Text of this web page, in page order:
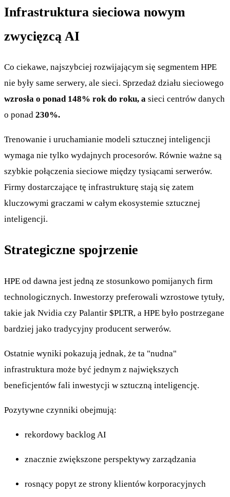
Infrastruktura sieciowa nowym
zwycięzcą AI
Co ciekawe, najszybciej rozwijającym się segmentem HPE
nie były same serwery, ale sieci. Sprzedaż działu sieciowego
wzrosła o ponad 148% rok do roku, a sieci centrów danych
o ponad 230%.
Trenowanie i uruchamianie modeli sztucznej inteligencji
wymaga nie tylko wydajnych procesorów. Równie ważne są
szybkie połączenia sieciowe między tysiącami serwerów.
Firmy dostarczające tę infrastrukturę stają się zatem
kluczowymi graczami w całym ekosystemie sztucznej
inteligencji.
Strategiczne spojrzenie
HPE od dawna jest jedną ze stosunkowo pomijanych firm
technologicznych. Inwestorzy preferowali wzrostowe tytuły,
takie jak Nvidia czy Palantir $PLTR, a HPE było postrzegane
bardziej jako tradycyjny producent serwerów.
Ostatnie wyniki pokazują jednak, że ta "nudna"
infrastruktura może być jednym z największych
beneficjentów fali inwestycji w sztuczną inteligencję.
Pozytywne czynniki obejmują:
rekordowy backlog AI
znacznie zwiększone perspektywy zarządzania
rosnący popyt ze strony klientów korporacyjnych